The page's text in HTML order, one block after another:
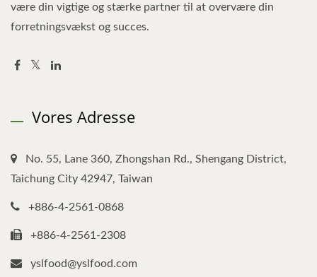
være din vigtige og stærke partner til at overvære din
forretningsvækst og succes.
Vores Adresse
No. 55, Lane 360, Zhongshan Rd., Shengang District,
Taichung City 42947, Taiwan
+886-4-2561-0868
+886-4-2561-2308
yslfood@yslfood.com